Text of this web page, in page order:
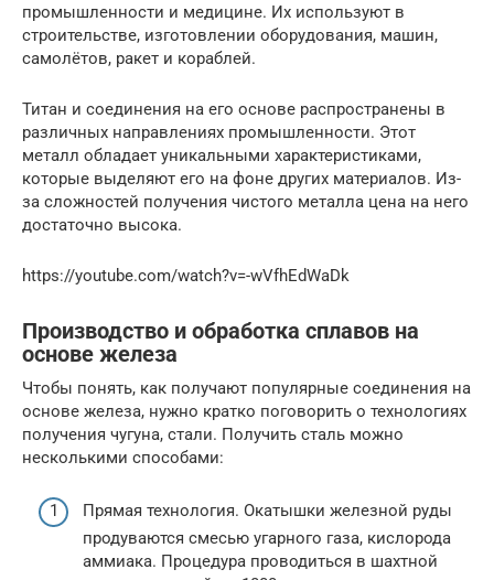
промышленности и медицине. Их используют в
строительстве, изготовлении оборудования, машин,
самолётов, ракет и кораблей.
Титан и соединения на его основе распространены в
различных направлениях промышленности. Этот
металл обладает уникальными характеристиками,
которые выделяют его на фоне других материалов. Из-
за сложностей получения чистого металла цена на него
достаточно высока.
https://youtube.com/watch?v=-wVfhEdWaDk
Производство и обработка сплавов на
основе железа
Чтобы понять, как получают популярные соединения на
основе железа, нужно кратко поговорить о технологиях
получения чугуна, стали. Получить сталь можно
несколькими способами:
Прямая технология. Окатышки железной руды
продуваются смесью угарного газа, кислорода
аммиака. Процедура проводиться в шахтной